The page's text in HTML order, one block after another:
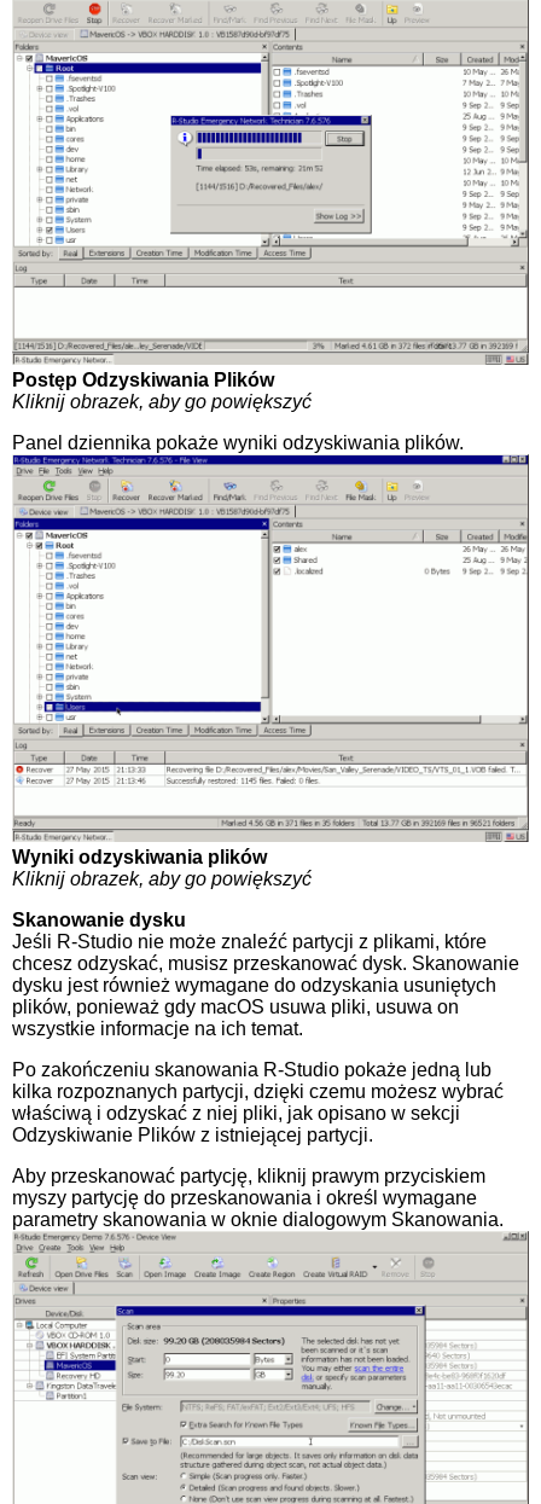
Postęp Odzyskiwania Plików
Kliknij obrazek, aby go powiększyć
Panel dziennika pokaże wyniki odzyskiwania plików.
Wyniki odzyskiwania plików
Kliknij obrazek, aby go powiększyć
Skanowanie dysku
Jeśli R-Studio nie może znaleźć partycji z plikami, które
chcesz odzyskać, musisz przeskanować dysk. Skanowanie
dysku jest również wymagane do odzyskania usuniętych
plików, ponieważ gdy macOS usuwa pliki, usuwa on
wszystkie informacje na ich temat.
Po zakończeniu skanowania R-Studio pokaże jedną lub
kilka rozpoznanych partycji, dzięki czemu możesz wybrać
właściwą i odzyskać z niej pliki, jak opisano w sekcji
Odzyskiwanie Plików z istniejącej partycji.
Aby przeskanować partycję, kliknij prawym przyciskiem
myszy partycję do przeskanowania i określ wymagane
parametry skanowania w oknie dialogowym Skanowania.